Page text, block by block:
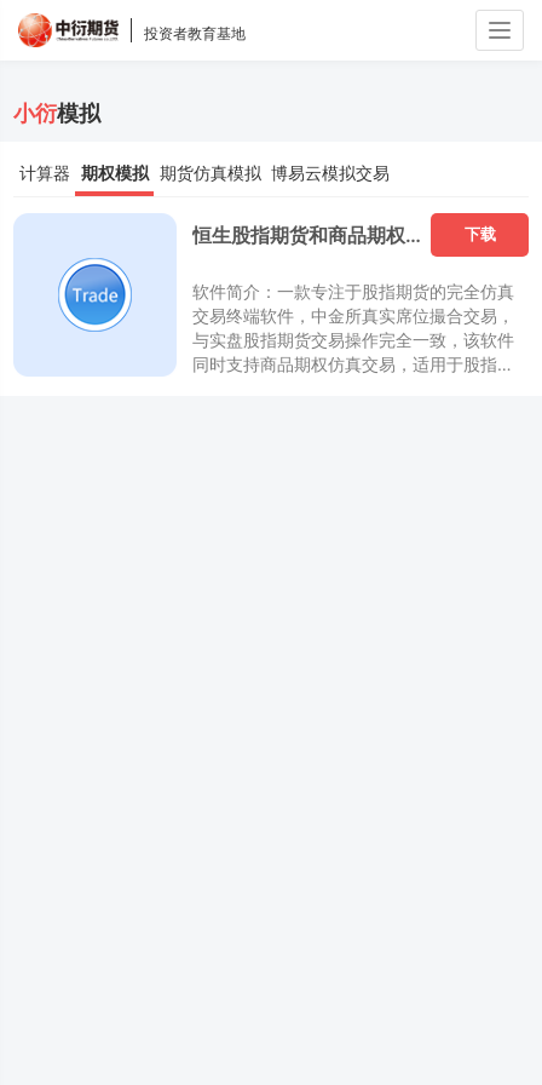
投资者教育基地
小衍模拟
计算器 期权模拟 期货仿真模拟 博易云模拟交易
恒生股指期货和商品期权模拟下单软件 下载
软件简介：一款专注于股指期货的完全仿真
交易终端软件，中金所真实席位撮合交易，
与实盘股指期货交易操作完全一致，该软件
同时支持商品期权仿真交易，适用于股指期